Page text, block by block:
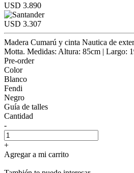
USD 3.890
USD 3.307
Madera Cumarú y cinta Nautica de
Motta. Medidas: Altura: 85cm | Largo:
Pre-order
Color
Blanco
Fendi
Negro
Guía de talles
Cantidad
-
+
Agregar a mi carrito